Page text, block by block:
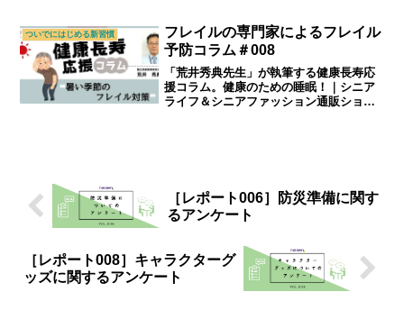
アファッション通販ショップ「アトラン
ダム」
ついでにはじめる新習慣
フレイルの専門家によるフレイル
予防コラム＃008
「荒井秀典先生」が執筆する健康長寿応
援コラム。健康のための睡眠！｜シニア
ライフ＆シニアファッション通販ショッ
［レポート006］防災準備に関す
るアンケート
［レポート008］キャラクターグ
ッズに関するアンケート